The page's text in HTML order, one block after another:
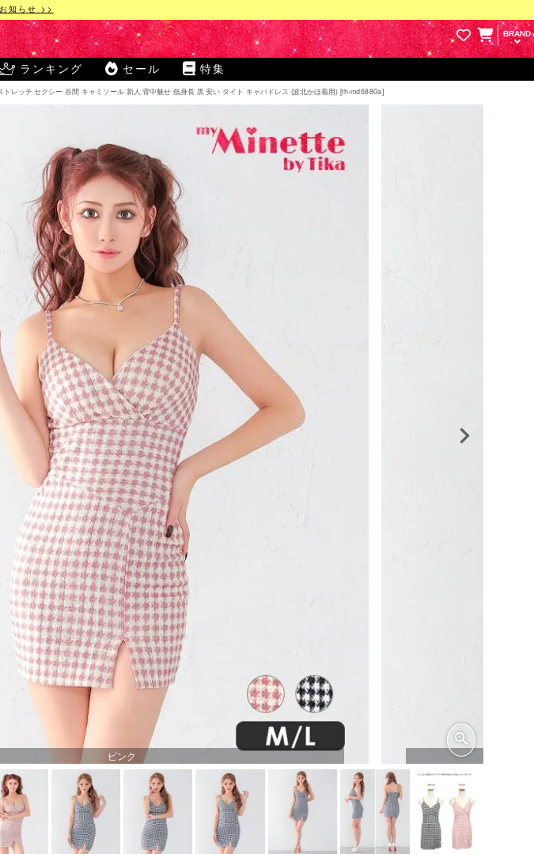
知らせ >>
BRAND
ランキング セール 特集
トレッチ セクシー 谷間 キャミソール 新人 背中魅せ 低身長 黒 安い タイト キャバドレス (波北かほ着用) [th-md6880a]
ピンク